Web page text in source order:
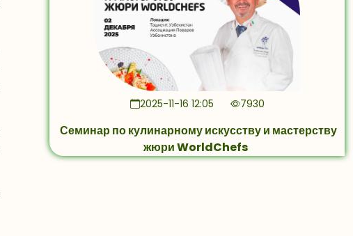
2025-11-16 12:05 7930
Семинар по кулинарному искусству и мастерству
жюри WorldChefs